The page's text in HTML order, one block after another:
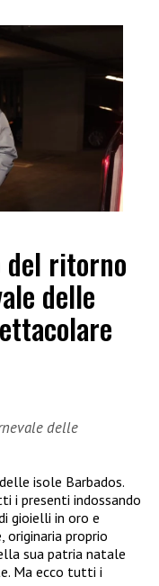
ritorno
delle
delle
isole Barbados.
i presenti indossando
gioielli in oro e
originaria proprio
sua patria natale
Ma ecco tutti i